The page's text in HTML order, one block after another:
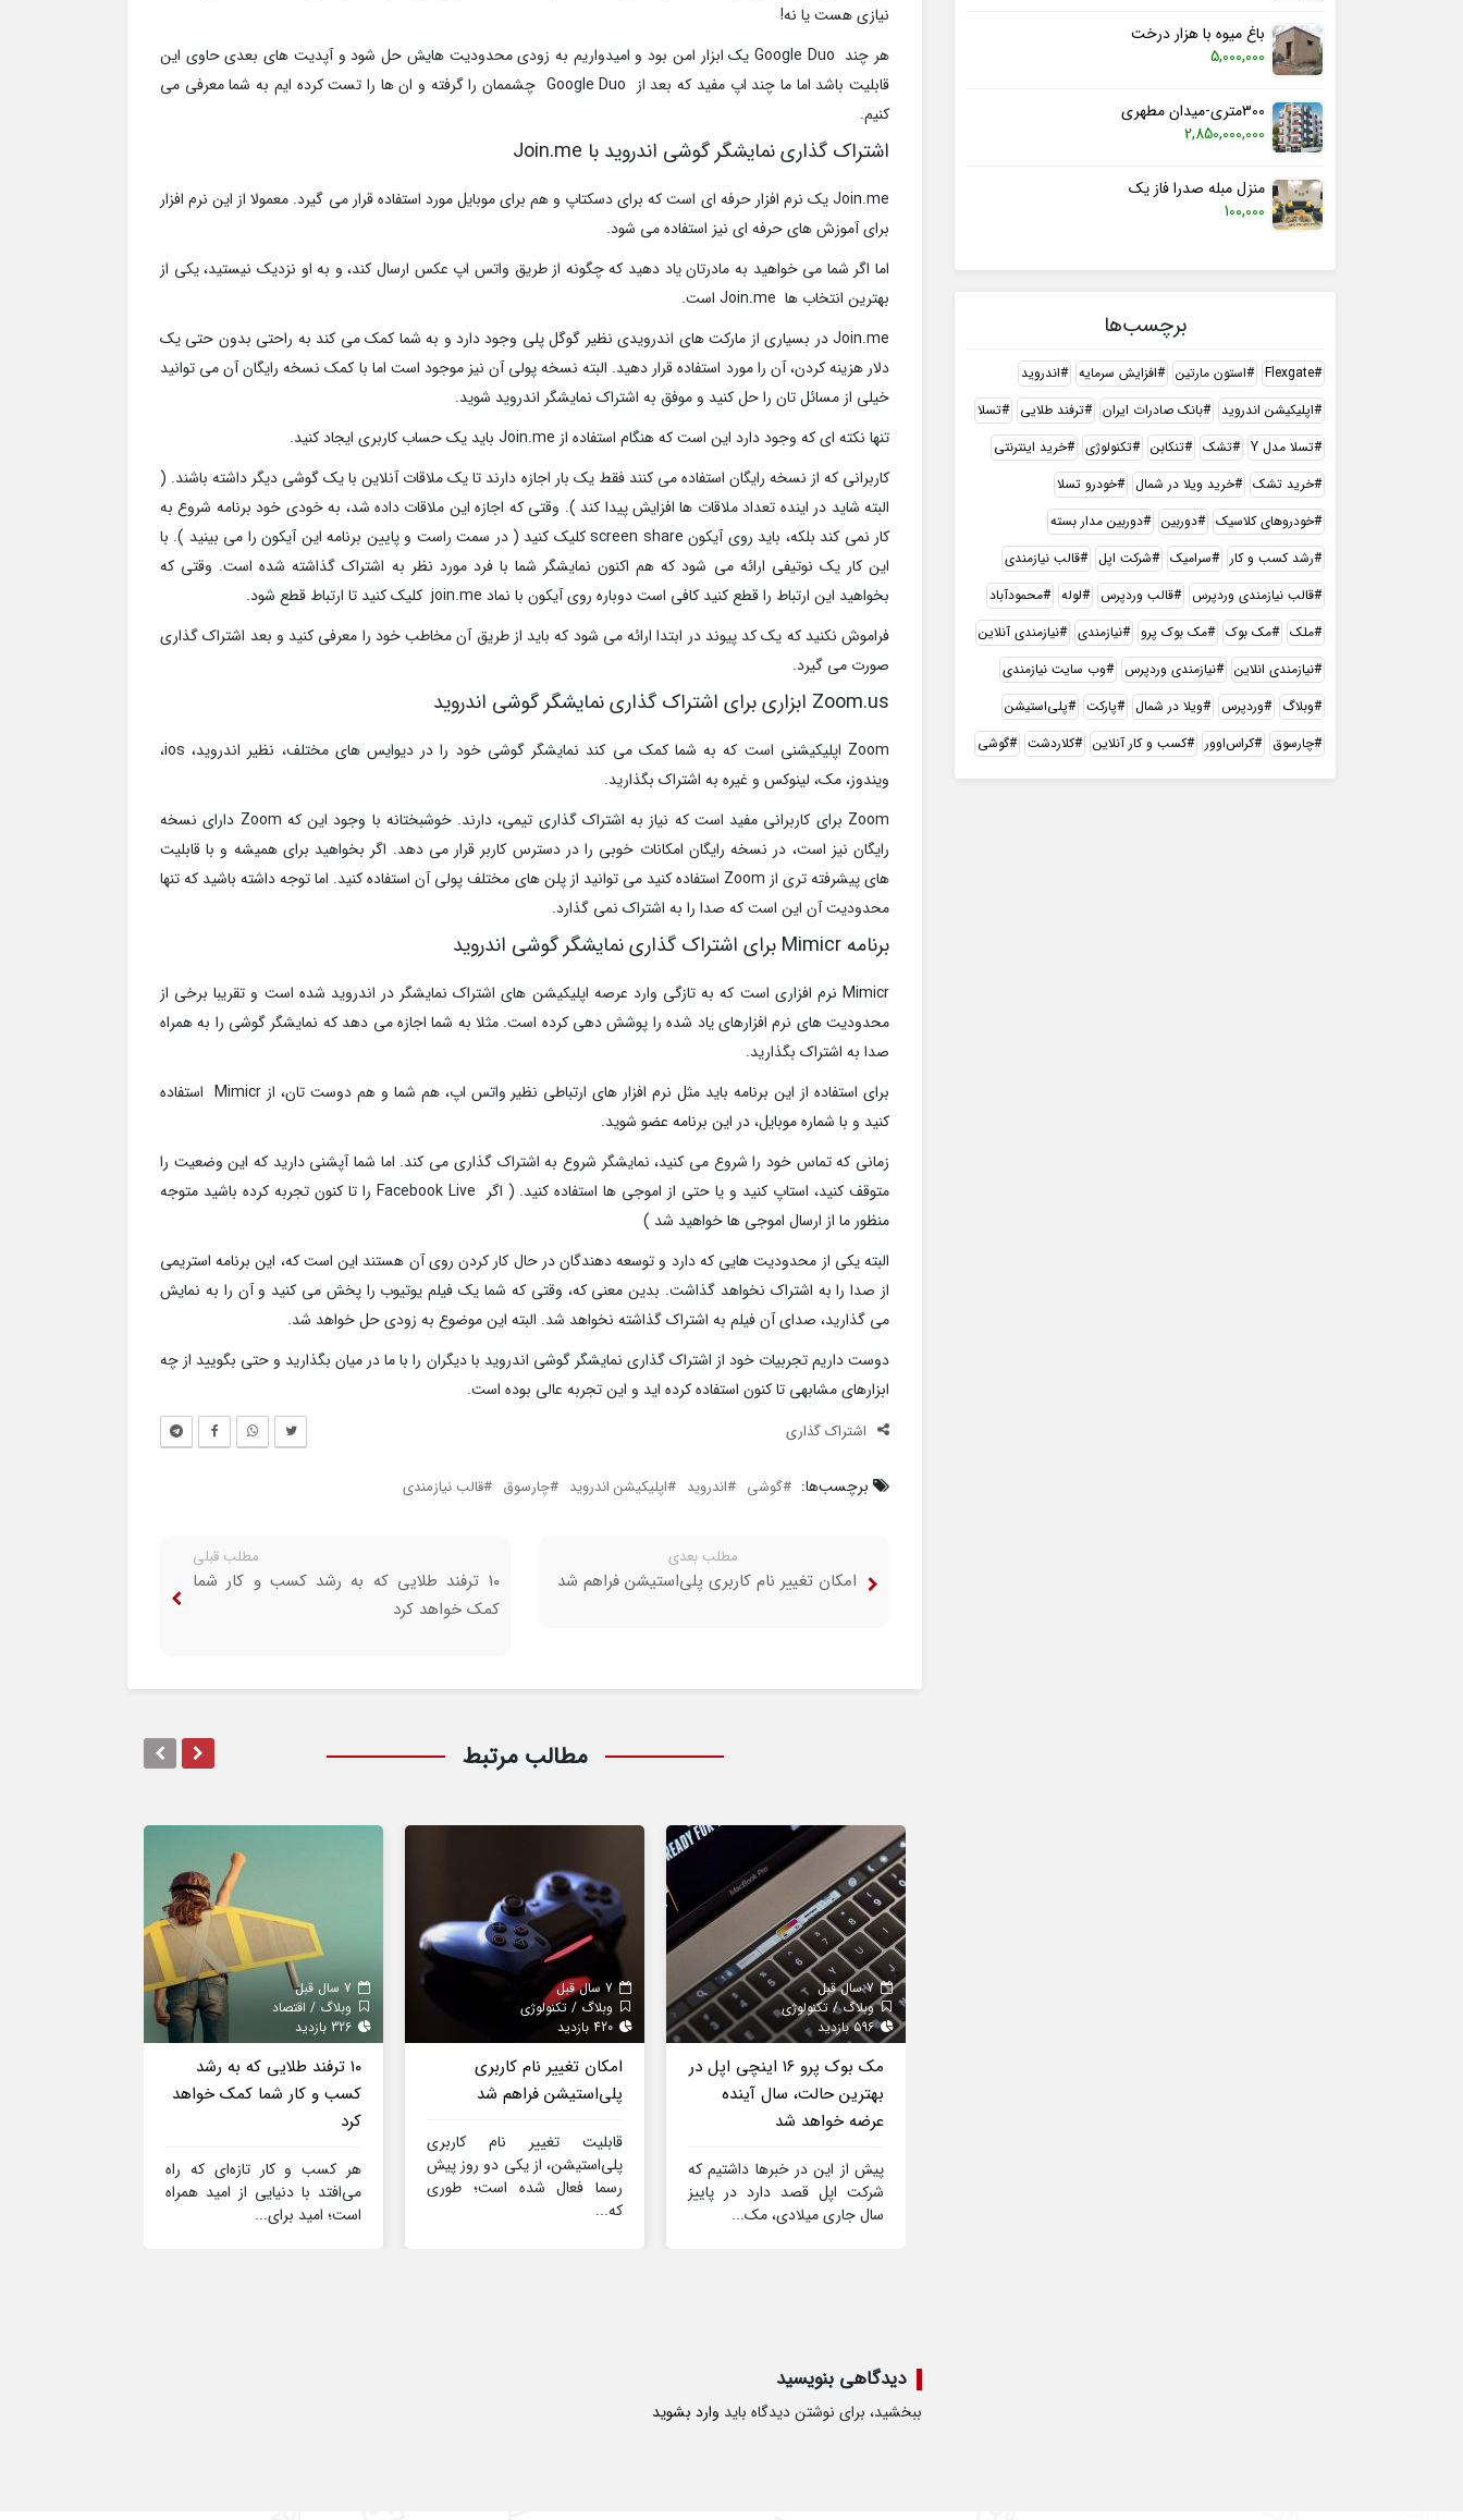
باغ میوه با هزار درخت
5,000,000
300متری-میدان مطهری
2,850,000,000
منزل مبله صدرا فاز یک
100,000
برچسب‌ها
Flexgate استون مارتین افزایش سرمایه
اندروید
اپلیکیشن اندروید
بانک صادرات ایران ترفند طلایی
تسلا
تسلا مدل Y
تشک تنکابن تکنولوژی
خرید اینترنتی
خرید تشک
خرید ویلا در شمال
خودرو تسلا
خودروهای کلاسیک
دوربین
دوربین مدار بسته
رشد کسب و کار
سرامیک شرکت اپل
قالب نیازمندی
قالب نیازمندی وردپرس
قالب وردپرس لوله
محمودآباد
ملک
مک بوک مک بوک پرو نیازمندی
نیازمندی آنلاین
نیازمندی انلاین
نیازمندی وردپرس
وب سایت نیازمندی
وبلاگ
وردپرس ویلا در شمال پارکت
پلی‌استیشن
چارسوق
کراس‌اوور کسب و کار آنلاین کلاردشت گوشی
نیازی هست یا نه!
هر چند Google Duo یک ابزار امن بود و امیدواریم به زودی محدودیت هایش حل شود و آپدیت های بعدی حاوی این
قابلیت باشد اما ما چند اپ مفید که بعد از Google Duo چشممان را گرفته و ان ها را تست کرده ایم به شما معرفی می
کنیم.
اشتراک گذاری نمایشگر گوشی اندروید با Join.me
Join.me یک نرم افزار حرفه ای است که برای دسکتاپ و هم برای موبایل مورد استفاده قرار می گیرد. معمولا از این نرم افزار
برای آموزش های حرفه ای نیز استفاده می شود.
اما اگر شما می خواهید به مادرتان یاد دهید که چگونه از طریق واتس اپ عکس ارسال کند، و به او نزدیک نیستید، یکی از
بهترین انتخاب ها Join.me است.
Join.me در بسیاری از مارکت های اندرویدی نظیر گوگل پلی وجود دارد و به شما کمک می کند به راحتی بدون حتی یک
دلار هزینه کردن، آن را مورد استفاده قرار دهید. البته نسخه پولی آن نیز موجود است اما با کمک نسخه رایگان آن می توانید
خیلی از مسائل تان را حل کنید و موفق به اشتراک نمایشگر اندروید شوید.
تنها نکته ای که وجود دارد این است که هنگام استفاده از Join.me باید یک حساب کاربری ایجاد کنید.
کاربرانی که از نسخه رایگان استفاده می کنند فقط یک بار اجازه دارند تا یک ملاقات آنلاین با یک گوشی دیگر داشته باشند. (
البته شاید در اینده تعداد ملاقات ها افزایش پیدا کند ). وقتی که اجازه این ملاقات داده شد، به خودی خود برنامه شروع به
کار نمی کند بلکه، باید روی آیکون screen share کلیک کنید ( در سمت راست و پایین برنامه این آیکون را می بینید ). با
این کار یک نوتیفی ارائه می شود که هم اکنون نمایشگر شما با فرد مورد نظر به اشتراک گذاشته شده است. وقتی که
بخواهید این ارتباط را قطع کنید کافی است دوباره روی آیکون با نماد join.me کلیک کنید تا ارتباط قطع شود.
فراموش نکنید که یک کد پیوند در ابتدا ارائه می شود که باید از طریق آن مخاطب خود را معرفی کنید و بعد اشتراک گذاری
صورت می گیرد.
Zoom.us ابزاری برای اشتراک گذاری نمایشگر گوشی اندروید
Zoom اپلیکیشنی است که به شما کمک می کند نمایشگر گوشی خود را در دیوایس های مختلف، نظیر اندروید، ios،
ویندوز، مک، لینوکس و غیره به اشتراک بگذارید.
Zoom برای کاربرانی مفید است که نیاز به اشتراک گذاری تیمی، دارند. خوشبختانه با وجود این که Zoom دارای نسخه
رایگان نیز است، در نسخه رایگان امکانات خوبی را در دسترس کاربر قرار می دهد. اگر بخواهید برای همیشه و با قابلیت
های پیشرفته تری از Zoom استفاده کنید می توانید از پلن های مختلف پولی آن استفاده کنید. اما توجه داشته باشید که تنها
محدودیت آن این است که صدا را به اشتراک نمی گذارد.
برنامه Mimicr برای اشتراک گذاری نمایشگر گوشی اندروید
Mimicr نرم افزاری است که به تازگی وارد عرصه اپلیکیشن های اشتراک نمایشگر در اندروید شده است و تقریبا برخی از
محدودیت های نرم افزارهای یاد شده را پوشش دهی کرده است. مثلا به شما اجازه می دهد که نمایشگر گوشی را به همراه
صدا به اشتراک بگذارید.
برای استفاده از این برنامه باید مثل نرم افزار های ارتباطی نظیر واتس اپ، هم شما و هم دوست تان، از Mimicr استفاده
کنید و با شماره موبایل، در این برنامه عضو شوید.
زمانی که تماس خود را شروع می کنید، نمایشگر شروع به اشتراک گذاری می کند. اما شما آپشنی دارید که این وضعیت را
متوقف کنید، استاپ کنید و یا حتی از اموجی ها استفاده کنید. ( اگر Facebook Live را تا کنون تجربه کرده باشید متوجه
منظور ما از ارسال اموجی ها خواهید شد )
البته یکی از محدودیت هایی که دارد و توسعه دهندگان در حال کار کردن روی آن هستند این است که، این برنامه استریمی
از صدا را به اشتراک نخواهد گذاشت. بدین معنی که، وقتی که شما یک فیلم یوتیوب را پخش می کنید و آن را به نمایش
می گذارید، صدای آن فیلم به اشتراک گذاشته نخواهد شد. البته این موضوع به زودی حل خواهد شد.
دوست داریم تجربیات خود از اشتراک گذاری نمایشگر گوشی اندروید با دیگران را با ما در میان بگذارید و حتی بگویید از چه
ابزارهای مشابهی تا کنون استفاده کرده اید و این تجربه عالی بوده است.
اشتراک گذاری
برچسب‌ها: گوشی اندروید اپلیکیشن اندروید چارسوق قالب نیازمندی
مطلب قبلی
۱۰ ترفند طلایی که به رشد کسب و کار شما
کمک خواهد کرد
مطلب بعدی
امکان تغییر نام کاربری پلی‌استیشن فراهم شد
مطالب مرتبط
7 سال قبل
وبلاگ / تکنولوژی
596 بازدید
مک بوک پرو ۱۶ اینچی اپل در
بهترین حالت، سال آینده
عرضه خواهد شد
پیش از این در خبرها داشتیم که
شرکت اپل قصد دارد در پاییز
سال جاری میلادی، مک...
7 سال قبل
وبلاگ / تکنولوژی
امکان تغییر نام کاربری
پلی‌استیشن فراهم شد
قابلیت تغییر نام کاربری
پلی‌استیشن، از یکی دو روز پیش
رسما فعال شده است؛ طوری
که...
وبلاگ / اقتصاد
۱۰ ترفند طلایی که به رشد
کسب و کار شما کمک خواهد
کرد
هر کسب و کار تازه‌ای که راه
می‌افتد با دنیایی از امید همراه
است؛ امید برای...
دیدگاهی بنویسید
ببخشید، برای نوشتن دیدگاه باید وارد بشوید